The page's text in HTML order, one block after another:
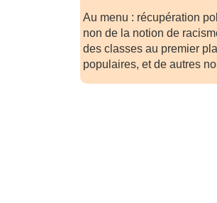
Au menu : récupération
non de la notion de
des classes au premier
populaires, et de autres